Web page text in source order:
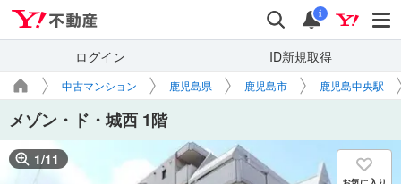
検索 通知
i
ログイン ID新規取得
中古マンション 鹿児島県 鹿児島市 鹿児島中央駅
メゾン・ド・城西 1階
1/11